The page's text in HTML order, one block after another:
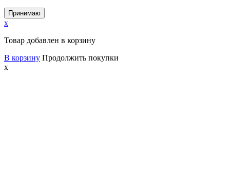
Принимаю
x
Товар добавлен в корзину
В корзину Продолжить покупки
x